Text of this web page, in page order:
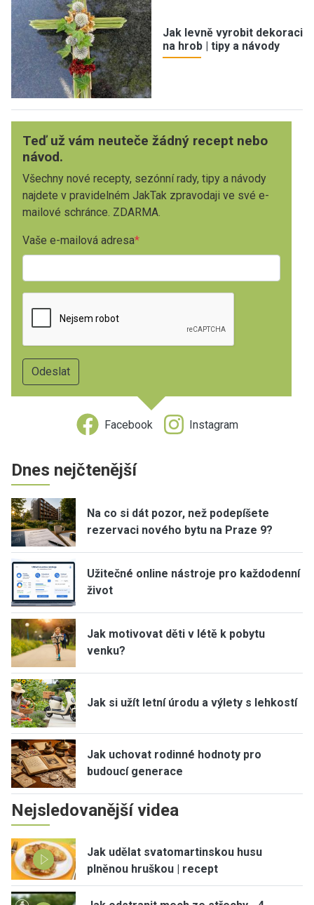
Jak levně vyrobit dekoraci
na hrob | tipy a návody
Teď už vám neuteče žádný recept nebo
návod.
Všechny nové recepty, sezónní rady, tipy a návody
najdete v pravidelném JakTak zpravodaji ve své e-
mailové schránce. ZDARMA.
Vaše e-mailová adresa
Facebook Instagram
Dnes nejčtenější
Na co si dát pozor, než podepíšete
rezervaci nového bytu na Praze 9?
Užitečné online nástroje pro každodenní
život
Jak motivovat děti v létě k pobytu
venku?
Jak si užít letní úrodu a výlety s lehkostí
Jak uchovat rodinné hodnoty pro
budoucí generace
Nejsledovanější videa
Jak udělat svatomartinskou husu
plněnou hruškou | recept